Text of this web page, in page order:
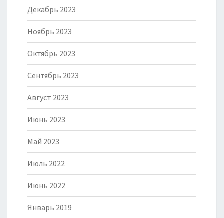
Декабрь 2023
Ноябрь 2023
Октябрь 2023
Сентябрь 2023
Август 2023
Июнь 2023
Май 2023
Июль 2022
Июнь 2022
Январь 2019